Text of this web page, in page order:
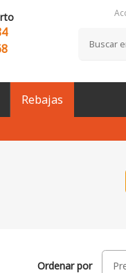
Rebajas
Ordenar por